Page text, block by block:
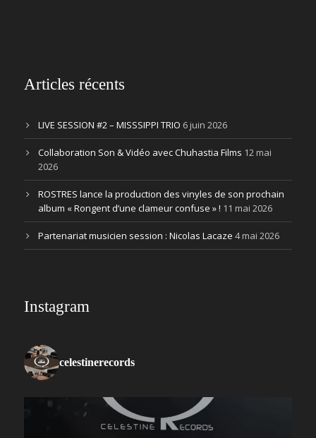
Articles récents
LIVE SESSION #2 – MISSSIPPI TRIO 6 juin 2026
Collaboration Son & Vidéo avec Chuhastia Films 12 mai
2026
ROSTRES lance la production des vinyles de son prochain
album « Rongent d’une clameur confuse » ! 11 mai 2026
Partenariat musicien session : Nicolas Lacaze 4 mai 2026
Instagram
celestinerecords